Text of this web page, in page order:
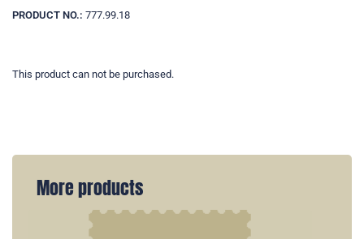
PRODUCT NO.: 777.99.18
This product can not be purchased.
More products